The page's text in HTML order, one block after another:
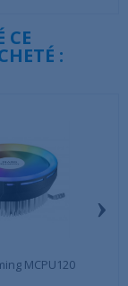
CE
:
MCPU120
›